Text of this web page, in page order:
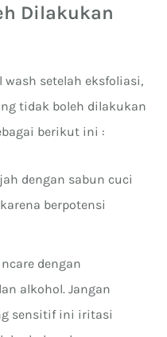
Dilakukan
setelah eksfoliasi,
tidak boleh dilakukan
berikut ini :
dengan sabun cuci
berpotensi
dengan
alkohol. Jangan
sensitif ini iritasi